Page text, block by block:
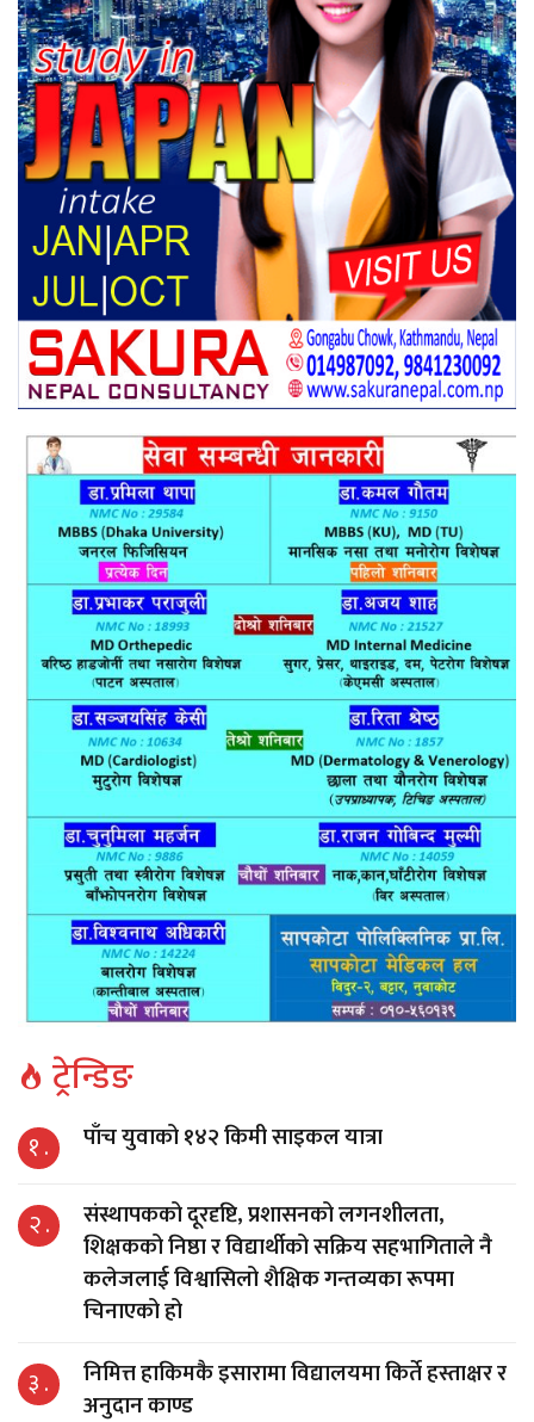
ट्रेन्डिङ
१ . पाँच युवाको १४२ किमी साइकल यात्रा
२ .
संस्थापकको दूरदृष्टि, प्रशासनको लगनशीलता,
शिक्षकको निष्ठा र विद्यार्थीको सक्रिय सहभागिताले नै
कलेजलाई विश्वासिलो शैक्षिक गन्तव्यका रूपमा
चिनाएको हो
३ .
निमित्त हाकिमकै इसारामा विद्यालयमा किर्ते हस्ताक्षर र
अनुदान काण्ड